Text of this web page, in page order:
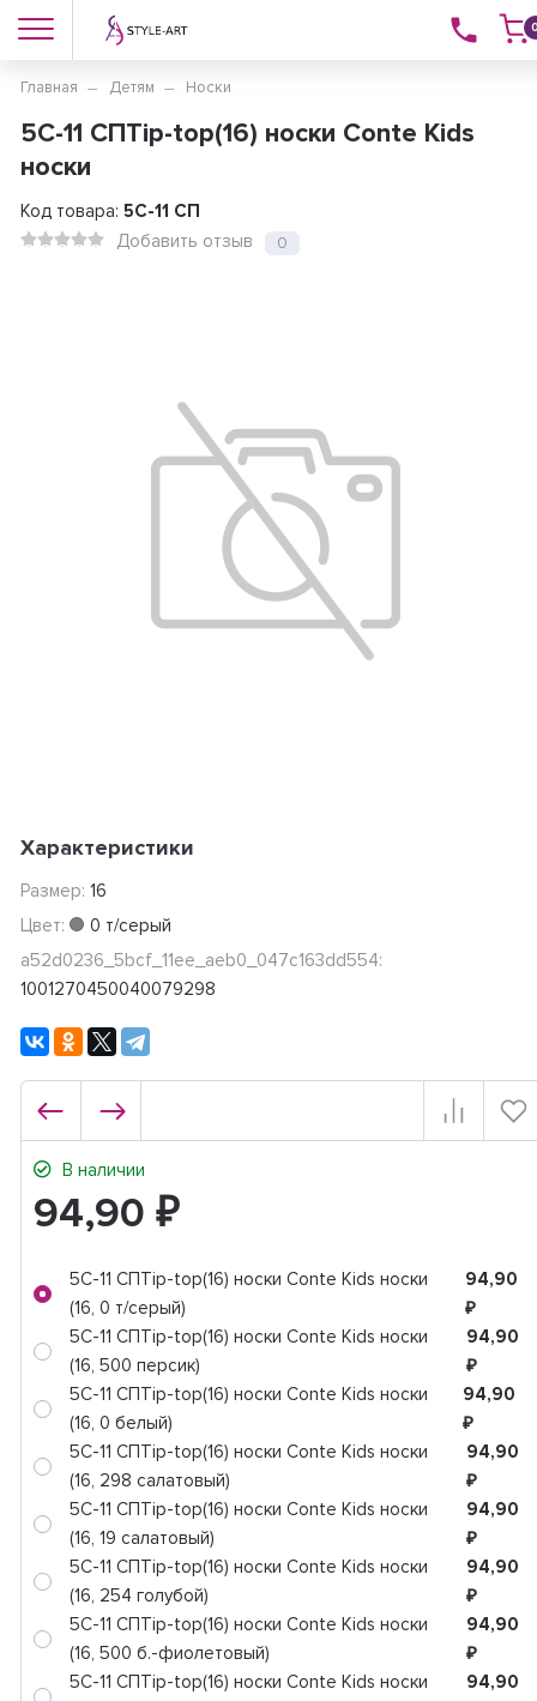
Главная Детям Носки
5C-11 СПTip-top(16) носки Conte Kids
носки
Код товара: 5C-11 СП
Добавить отзыв
0
Характеристики
Размер: 16
Цвет:
0 т/серый
a52d0236_5bcf_11ee_aeb0_047c163dd554:
1001270450040079298
В наличии
94,90 ₽
5C-11 СПTip-top(16) носки Conte Kids носки
(16, 0 т/серый)
94,90
₽
5C-11 СПTip-top(16) носки Conte Kids носки
(16, 500 персик)
94,90
₽
5C-11 СПTip-top(16) носки Conte Kids носки
(16, 0 белый)
94,90
₽
5C-11 СПTip-top(16) носки Conte Kids носки
(16, 298 салатовый)
94,90
₽
5C-11 СПTip-top(16) носки Conte Kids носки
(16, 19 салатовый)
94,90
₽
5C-11 СПTip-top(16) носки Conte Kids носки
(16, 254 голубой)
94,90
₽
5C-11 СПTip-top(16) носки Conte Kids носки
(16, 500 б.-фиолетовый)
94,90
₽
5C-11 СПTip-top(16) носки Conte Kids носки
94,90